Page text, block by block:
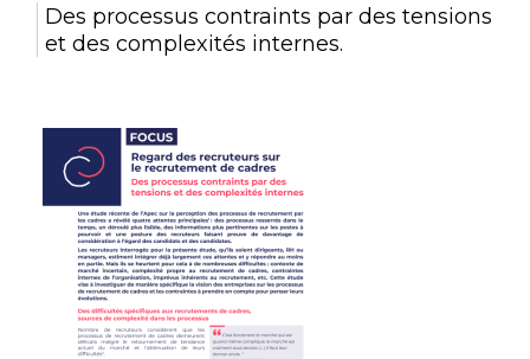
Des processus contraints par des tensions
et des complexités internes.